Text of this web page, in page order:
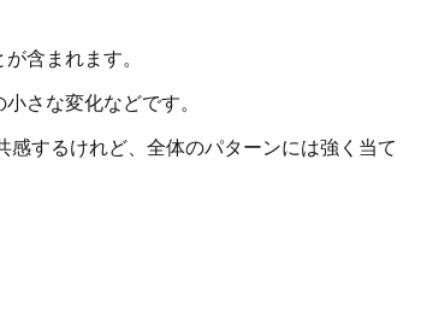
含まれます。
さな変化などです。
感するけれど、全体のパターンには強く当て